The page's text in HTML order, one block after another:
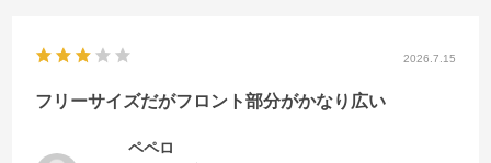
2026.7.15
フリーサイズだがフロント部分がかなり広い
ペペロ